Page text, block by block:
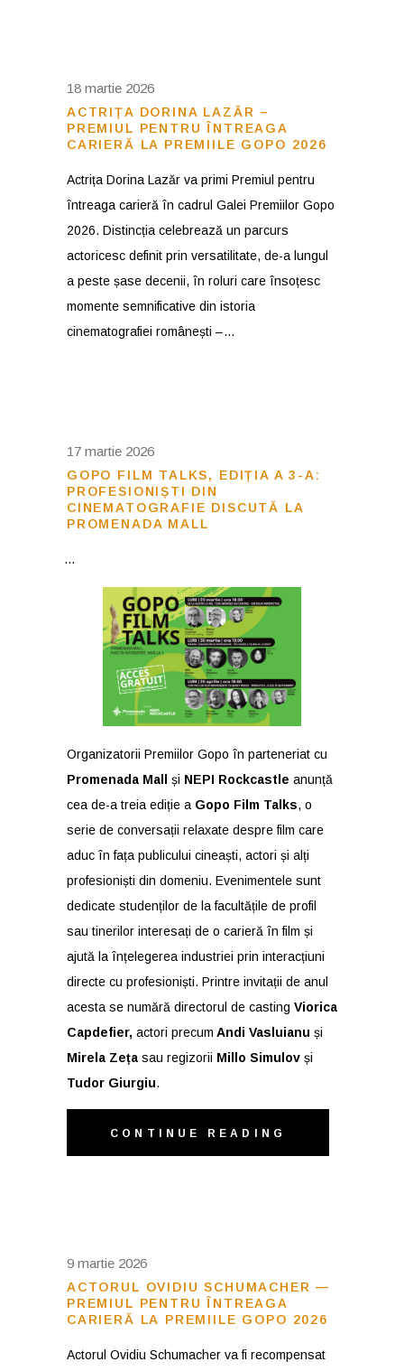
18 martie 2026
ACTRIȚA DORINA LAZĂR –
PREMIUL PENTRU ÎNTREAGA
CARIERĂ LA PREMIILE GOPO 2026
Actrița Dorina Lazăr va primi Premiul pentru
întreaga carieră în cadrul Galei Premiilor Gopo
2026. Distincția celebrează un parcurs
actoricesc definit prin versatilitate, de-a lungul
a peste șase decenii, în roluri care însoțesc
momente semnificative din istoria
cinematografiei românești –
17 martie 2026
GOPO FILM TALKS, EDIȚIA A 3-A:
PROFESIONIȘTI DIN
CINEMATOGRAFIE DISCUTĂ LA
PROMENADA MALL
Organizatorii Premiilor Gopo în parteneriat cu
Promenada Mall
și NEPI Rockcastle anunță
cea de-a treia ediție a Gopo Film Talks, o
serie de conversații relaxate despre film care
aduc în fața publicului cineaști, actori și alți
profesioniști din domeniu. Evenimentele sunt
dedicate studenților de la facultățile de profil
sau tinerilor interesați de o carieră în film și
ajută la înțelegerea industriei prin interacțiuni
directe cu profesioniști. Printre invitații de anul
acesta se numără directorul de casting Viorica
Capdefier, actori precum Andi Vasluianu și
Mirela Zeța sau regizorii Millo Simulov și
Tudor Giurgiu.
CONTINUE READING
9 martie 2026
ACTORUL OVIDIU SCHUMACHER —
PREMIUL PENTRU ÎNTREAGA
CARIERĂ LA PREMIILE GOPO 2026
Actorul Ovidiu Schumacher va fi recompensat